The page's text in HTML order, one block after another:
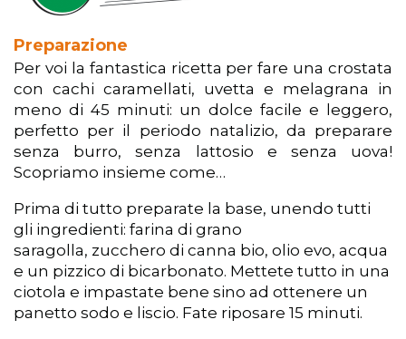
Preparazione
Per voi la fantastica ricetta per fare una crostata
con cachi caramellati, uvetta e melagrana in
meno di 45 minuti: un dolce facile e leggero,
perfetto per il periodo natalizio, da preparare
senza burro, senza lattosio e senza uova!
Scopriamo insieme come…
Prima di tutto preparate la base, unendo tutti
gli ingredienti: farina di grano
saragolla, zucchero di canna bio, olio evo, acqua
e un pizzico di bicarbonato. Mettete tutto in una
ciotola e impastate bene sino ad ottenere un
panetto sodo e liscio. Fate riposare 15 minuti.